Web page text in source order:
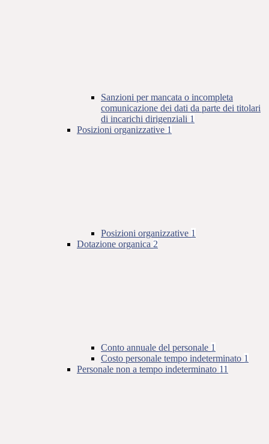
Sanzioni per mancata o incompleta
comunicazione dei dati da parte dei titolari
di incarichi dirigenziali 1
Posizioni organizzative 1
Posizioni organizzative 1
Dotazione organica 2
Conto annuale del personale 1
Costo personale tempo indeterminato 1
Personale non a tempo indeterminato 11